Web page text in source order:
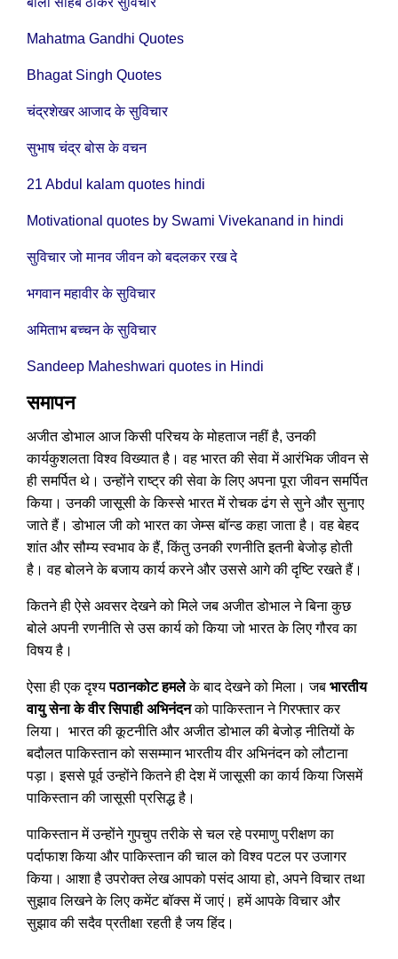
Mahatma Gandhi Quotes
Bhagat Singh Quotes
चंद्रशेखर आजाद के सुविचार
सुभाष चंद्र बोस के वचन
21 Abdul kalam quotes hindi
Motivational quotes by Swami Vivekanand in hindi
सुविचार जो मानव जीवन को बदलकर रख दे
भगवान महावीर के सुविचार
अमिताभ बच्चन के सुविचार
Sandeep Maheshwari quotes in Hindi
समापन
अजीत डोभाल आज किसी परिचय के मोहताज नहीं है, उनकी
कार्यकुशलता विश्व विख्यात है। वह भारत की सेवा में आरंभिक जीवन से
ही समर्पित थे। उन्होंने राष्ट्र की सेवा के लिए अपना पूरा जीवन समर्पित
किया। उनकी जासूसी के किस्से भारत में रोचक ढंग से सुने और सुनाए
जाते हैं। डोभाल जी को भारत का जेम्स बॉन्ड कहा जाता है। वह बेहद
शांत और सौम्य स्वभाव के हैं, किंतु उनकी रणनीति इतनी बेजोड़ होती
है। वह बोलने के बजाय कार्य करने और उससे आगे की दृष्टि रखते हैं।
कितने ही ऐसे अवसर देखने को मिले जब अजीत डोभाल ने बिना कुछ
बोले अपनी रणनीति से उस कार्य को किया जो भारत के लिए गौरव का
विषय है।
ऐसा ही एक दृश्यपठानकोट हमलेके बाद देखने को मिला। जब भारतीय
वायु सेना के वीर सिपाही अभिनंदनको पाकिस्तान ने गिरफ्तार कर
लिया। भारत की कूटनीति और अजीत डोभाल की बेजोड़ नीतियों के
बदौलत पाकिस्तान को ससम्मान भारतीय वीर अभिनंदन को लौटाना
पड़ा। इससे पूर्व उन्होंने कितने ही देश में जासूसी का कार्य किया जिसमें
पाकिस्तान की जासूसी प्रसिद्ध है।
पाकिस्तान में उन्होंने गुपचुप तरीके से चल रहे परमाणु परीक्षण का
पर्दाफाश किया और पाकिस्तान की चाल को विश्व पटल पर उजागर
किया। आशा है उपरोक्त लेख आपको पसंद आया हो, अपने विचार तथा
सुझाव लिखने के लिए कमेंट बॉक्स में जाएं। हमें आपके विचार और
सुझाव की सदैव प्रतीक्षा रहती है जय हिंद।